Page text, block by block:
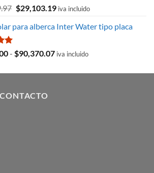
El
original
$35,369.97.
$29,103.19El
actual
$29,103.19.
iva incluido
para alberca Inter Water tipo placa
- $90,370.07Rango
precios:
iva incluido